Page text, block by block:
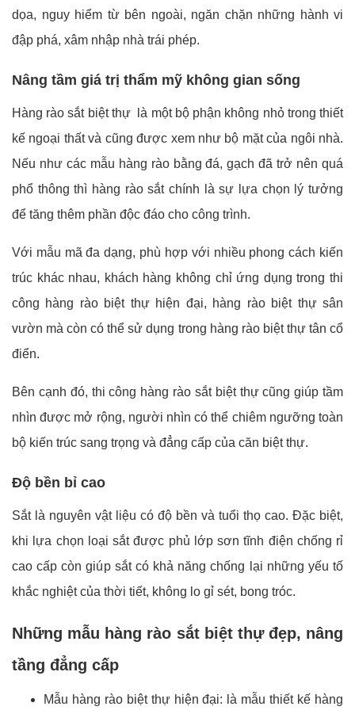
dọa, nguy hiểm từ bên ngoài, ngăn chặn những hành vi
đập phá, xâm nhập nhà trái phép.
Nâng tầm giá trị thẩm mỹ không gian sống
Hàng rào sắt biệt thự là một bộ phận không nhỏ trong thiết
kế ngoại thất và cũng được xem như bộ mặt của ngôi nhà.
Nếu như các mẫu hàng rào bằng đá, gạch đã trở nên quá
phổ thông thì hàng rào sắt chính là sự lựa chọn lý tưởng
để tăng thêm phần độc đáo cho công trình.
Với mẫu mã đa dạng, phù hợp với nhiều phong cách kiến
trúc khác nhau, khách hàng không chỉ ứng dụng trong thi
công hàng rào biệt thự hiện đại, hàng rào biệt thự sân
vườn mà còn có thể sử dụng trong hàng rào biệt thự tân cổ
điển.
Bên cạnh đó, thi công hàng rào sắt biệt thự cũng giúp tầm
nhìn được mở rộng, người nhìn có thể chiêm ngưỡng toàn
bộ kiến trúc sang trọng và đẳng cấp của căn biệt thự.
Độ bền bỉ cao
Sắt là nguyên vật liệu có độ bền và tuổi thọ cao. Đặc biệt,
khi lựa chọn loại sắt được phủ lớp sơn tĩnh điện chống rỉ
cao cấp còn giúp sắt có khả năng chống lại những yếu tố
khắc nghiệt của thời tiết, không lo gỉ sét, bong tróc.
Những mẫu hàng rào sắt biệt thự đẹp, nâng
tầng đẳng cấp
Mẫu hàng rào biệt thự hiện đại: là mẫu thiết kế hàng